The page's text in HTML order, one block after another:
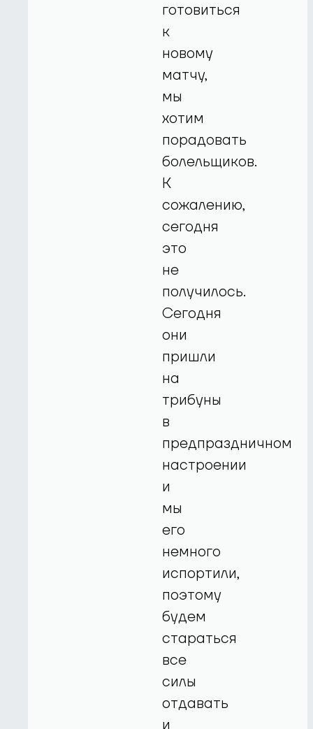
готовиться
к
новому
матчу,
мы
хотим
порадовать
болельщиков.
К
сожалению,
сегодня
это
не
получилось.
Сегодня
они
пришли
на
трибуны
в
предпраздничном
настроении
и
мы
его
немного
испортили,
поэтому
будем
стараться
все
силы
отдавать
и